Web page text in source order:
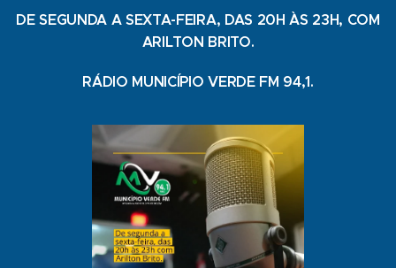
DE SEGUNDA A SEXTA-FEIRA, DAS 20H ÀS 23H, COM
ARILTON BRITO.
RÁDIO MUNICÍPIO VERDE FM 94,1.